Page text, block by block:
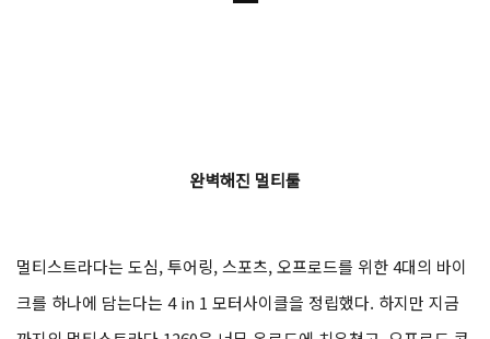
완벽해진 멀티툴
멀티스트라다는 도심, 투어링, 스포츠, 오프로드를 위한 4대의 바이
크를 하나에 담는다는 4 in 1 모터사이클을 정립했다. 하지만 지금